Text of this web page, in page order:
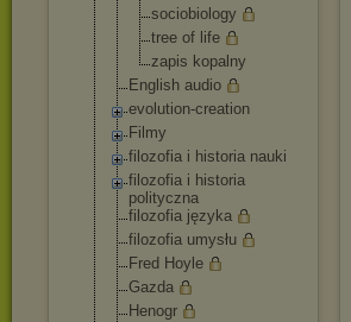
sociobiology
tree of life
zapis kopalny
English audio
evolution-creation
Filmy
filozofia i historia nauki
filozofia i historia
polityczna
filozofia języka
filozofia umysłu
Fred Hoyle
Gazda
Henogr